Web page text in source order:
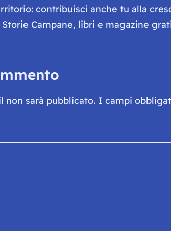
contribuisci anche tu alla
Campane, libri e magazine
non sarà pubblicato. I campi